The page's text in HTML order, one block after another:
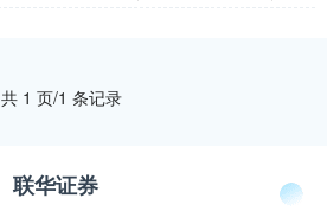
共 1 页/1 条记录
联华证券